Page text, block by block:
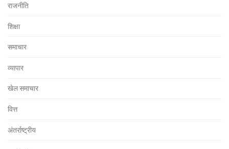
राजनीति
शिक्षा
समाचार
व्यापार
खेल समाचार
वित्त
अंतर्राष्ट्रीय